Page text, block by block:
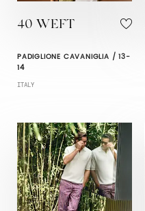
40 WEFT
PADIGLIONE CAVANIGLIA / 13-
14
ITALY